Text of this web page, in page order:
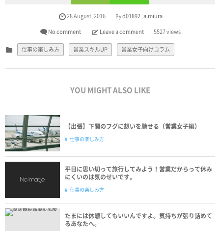
28August,2016 Byd01892_a.miura
No comment
Leave a comment 5527 views
仕事の楽しみ方 営業スキルUP 営業女子向けコラム
YOU MIGHT ALSO LIKE
【出張】下関のフグに想いを馳せる（営業女子編）
仕事の楽しみ方
平日に思い切って旅行してみよう！営業だからって休み
にくいのは気のせいです。
仕事の楽しみ方
たまには休憩してもいいんですよ。気持ちが張り詰めて
るあなたへ。